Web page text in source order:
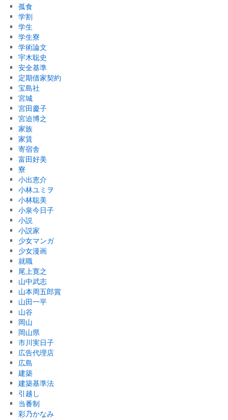
孤食
学割
学生
学生寮
学術論文
宇木聡史
安全基準
定期借家契約
宝島社
宮城
宮田慶子
宮迫博之
家族
家賃
寄宿舎
富田好美
寮
小出恵介
小林ユミヲ
小林聡美
小泉今日子
小説
小説家
少女マンガ
少女漫画
就職
尾上寛之
山中武志
山本周五郎賞
山田一平
山谷
岡山
岡山県
市川実日子
広告代理店
広島
建築
建築基準法
引越し
当番制
彩乃かなみ